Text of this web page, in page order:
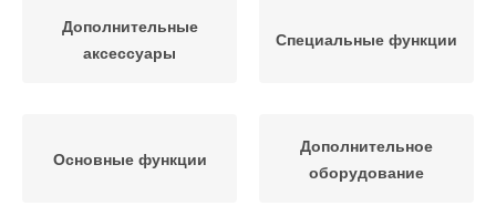
Дополнительные
аксессуары
Специальные функции
Основные функции
Дополнительное
оборудование